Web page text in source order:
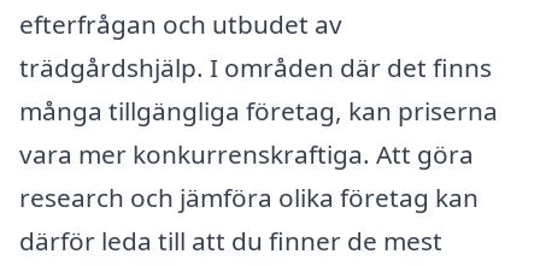
efterfrågan och utbudet av
trädgårdshjälp. I områden där det finns
många tillgängliga företag, kan priserna
vara mer konkurrenskraftiga. Att göra
research och jämföra olika företag kan
därför leda till att du finner de mest